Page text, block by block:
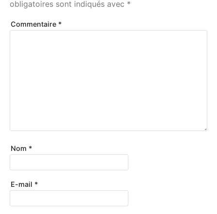
obligatoires sont indiqués avec *
Commentaire *
Nom *
E-mail *